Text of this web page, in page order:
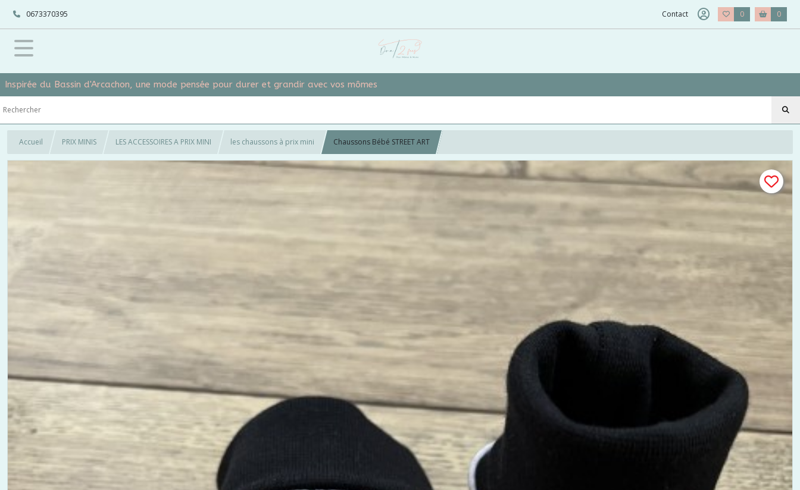
0673370395 Contact 0 0
Inspirée du Bassin d'Arcachon, une mode pensée pour durer et grandir avec vos mômes
Accueil PRIX MINIS LES ACCESSOIRES A PRIX MINI les chaussons à prix mini Chaussons Bébé STREET ART